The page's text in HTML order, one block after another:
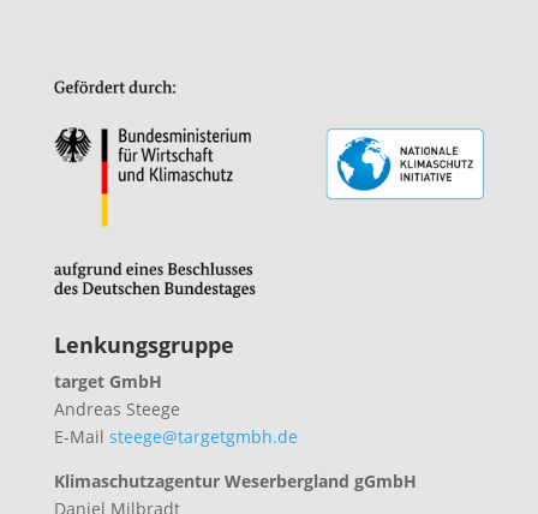
Lenkungsgruppe
target GmbH
Andreas Steege
E-Mail steege@targetgmbh.de
Klimaschutzagentur Weserbergland gGmbH
Daniel Milbradt